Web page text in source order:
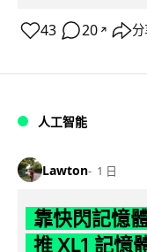
43 20 ↗
人工智能
Lawton 1 日
靠快閃記憶
推 XL1 記憶